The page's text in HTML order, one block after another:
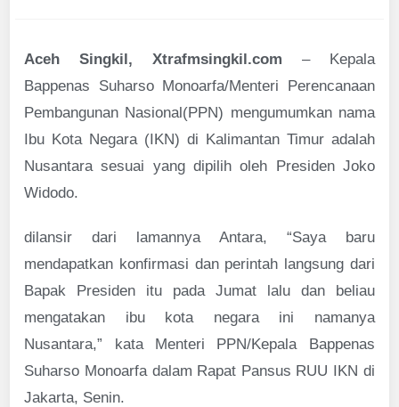
Aceh Singkil, Xtrafmsingkil.com – Kepala
Bappenas Suharso Monoarfa/Menteri Perencanaan
Pembangunan Nasional(PPN) mengumumkan nama
Ibu Kota Negara (IKN) di Kalimantan Timur adalah
Nusantara sesuai yang dipilih oleh Presiden Joko
Widodo.
dilansir dari lamannya Antara, “Saya baru
mendapatkan konfirmasi dan perintah langsung dari
Bapak Presiden itu pada Jumat lalu dan beliau
mengatakan ibu kota negara ini namanya
Nusantara,” kata Menteri PPN/Kepala Bappenas
Suharso Monoarfa dalam Rapat Pansus RUU IKN di
Jakarta, Senin.